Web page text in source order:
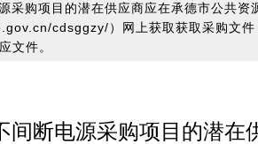
采购项目的潜在供应商应在承德市公共资
cdsggzy/）网上获取获取采购文
文件。
断电源采购项目的潜在